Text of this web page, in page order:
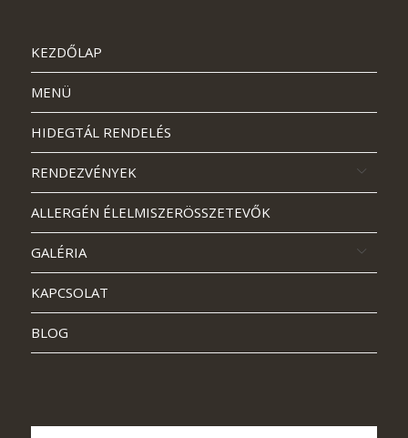
KEZDŐLAP
MENÜ
HIDEGTÁL RENDELÉS
RENDEZVÉNYEK
ALLERGÉN ÉLELMISZERÖSSZETEVŐK
GALÉRIA
KAPCSOLAT
BLOG